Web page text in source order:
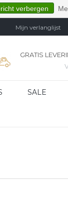
Mijn verlanglijst
GRATIS
SALE
verbergen